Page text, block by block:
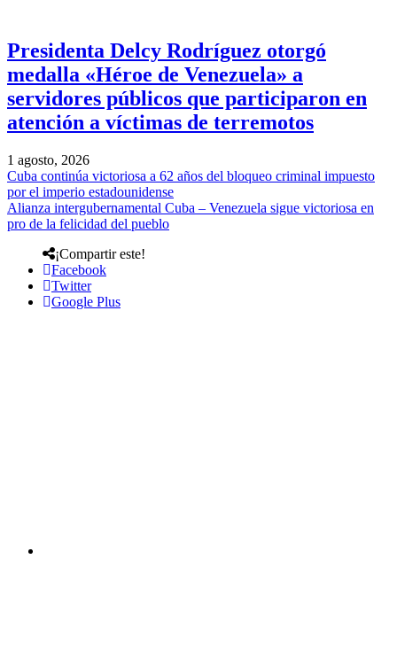
Presidenta Delcy Rodríguez otorgó
medalla «Héroe de Venezuela» a
servidores públicos que participaron en
atención a víctimas de terremotos
1 agosto, 2026
Cuba continúa victoriosa a 62 años del bloqueo criminal impuesto
por el imperio estadounidense
Alianza intergubernamental Cuba – Venezuela sigue victoriosa en
pro de la felicidad del pueblo
¡Compartir este!
Facebook
Twitter
Google Plus